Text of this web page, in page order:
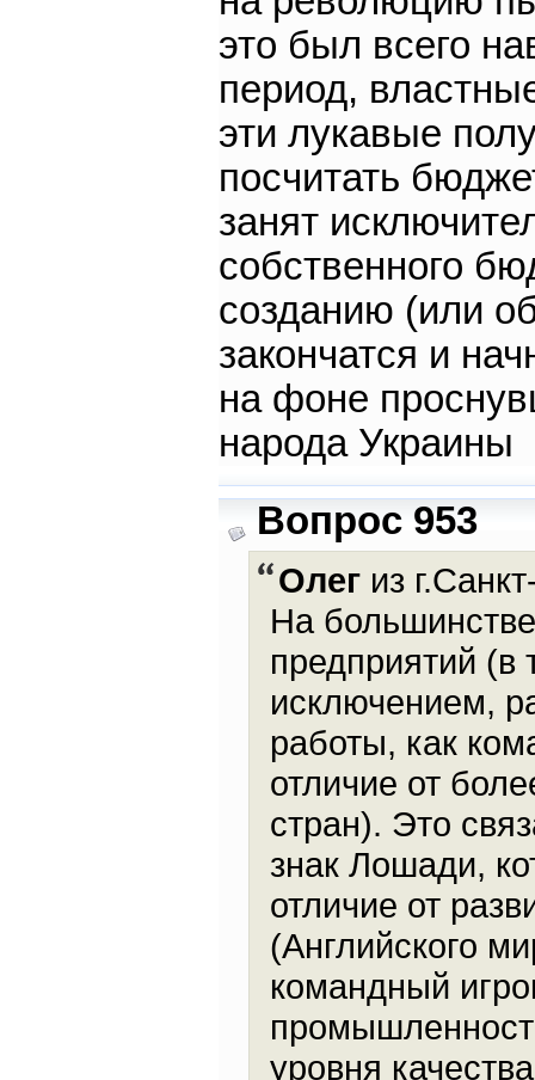
это был всего
период,
эти лукавые
посчитать
занят
собственного
созданию (или
закончатся и
на фоне
народа Украины
Вопрос 953
Олегиз
На
предприятий (в
исключением,
работы, как
отличие от
стран). Это
знак Лошади,
отличие от
(Английского
командный
уровня